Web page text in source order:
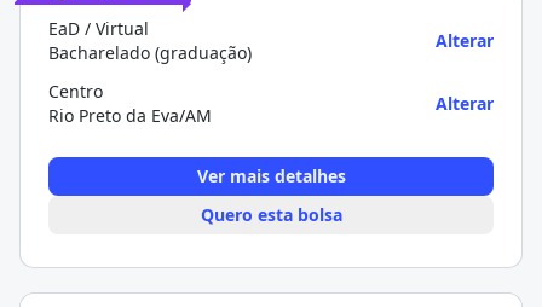
EaD / Virtual
Bacharelado (graduação)
Alterar
Centro
Rio Preto da Eva/AM
Alterar
Ver mais detalhes
Quero esta bolsa